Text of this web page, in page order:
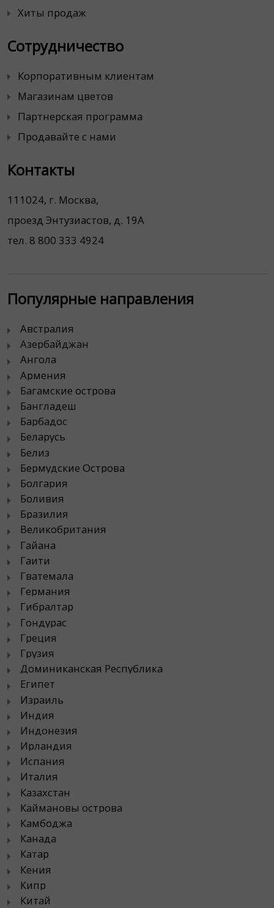
Хиты продаж
Сотрудничество
Корпоративным клиентам
Магазинам цветов
Партнерская программа
Продавайте с нами
Контакты
111024, г. Москва,
проезд Энтузиастов, д. 19А
тел. 8 800 333 4924
Популярные направления
Австралия
Азербайджан
Ангола
Армения
Багамские острова
Бангладеш
Барбадос
Беларусь
Белиз
Бермудские Острова
Болгария
Боливия
Бразилия
Великобритания
Гайана
Гаити
Гватемала
Германия
Гибралтар
Гондурас
Греция
Грузия
Доминиканская Республика
Египет
Израиль
Индия
Индонезия
Ирландия
Испания
Италия
Казахстан
Каймановы острова
Камбоджа
Канада
Катар
Кения
Кипр
Китай